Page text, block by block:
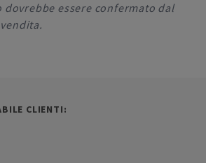
essere confermato dal
CLIENTI: